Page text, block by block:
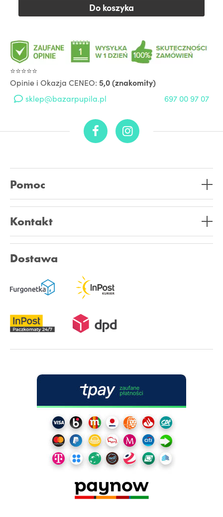
Do koszyka
⭐⭐⭐⭐⭐
Opinie i Okazja CENEO: 5,0 (znakomity)
sklep@bazarpupila.pl
697 00 97 07
Pomoc
Kontakt
Dostawa